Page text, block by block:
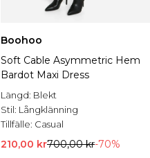
Boohoo
Soft Cable Asymmetric Hem
Bardot Maxi Dress
Längd: Blekt
Stil: Långklänning
Tillfälle: Casual
210,00 kr700,00 kr-70%